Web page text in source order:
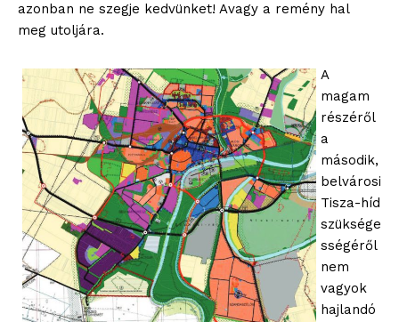
azonban ne szegje kedvünket! Avagy a remény hal
meg utoljára.
A
magam
részéről
a
második,
belvárosi
Tisza-híd
szüksége
sségéről
nem
vagyok
hajlandó